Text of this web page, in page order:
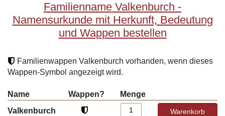
Familienname Valkenburch -
Namensurkunde mit Herkunft, Bedeutung
und Wappen bestellen
Familienwappen Valkenburch vorhanden, wenn dieses
Wappen-Symbol angezeigt wird.
Name Wappen?
Menge
Valkenburch